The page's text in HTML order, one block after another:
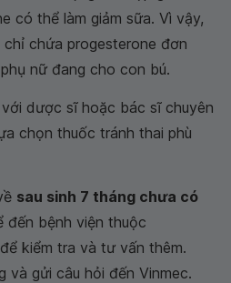
có thể làm giảm sữa. Vì vậy,
chứa progesterone đơn
nữ đang cho con bú.
dược sĩ hoặc bác sĩ chuyên
chọn thuốc tránh thai phù
sau sinh 7 tháng chưa có
đến bệnh viện thuộc
để kiểm tra và tư vấn thêm.
và gửi câu hỏi đến Vinmec.